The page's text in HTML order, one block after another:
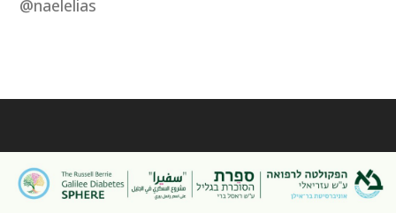
@naelelias